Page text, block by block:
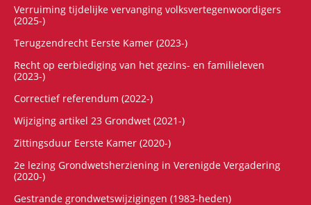
Verruiming tijdelijke vervanging volksvertegenwoordigers
(2025-)
Terugzendrecht Eerste Kamer (2023-)
Recht op eerbiediging van het gezins- en familieleven
(2023-)
Correctief referendum (2022-)
Wijziging artikel 23 Grondwet (2021-)
Zittingsduur Eerste Kamer (2020-)
2e lezing Grondwetsherziening in Verenigde Vergadering
(2020-)
Gestrande grondwetswijzigingen (1983-heden)